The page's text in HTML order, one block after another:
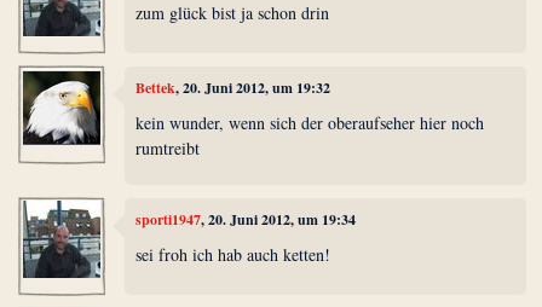
zum glück bist ja schon drin
Bettek, 20. Juni 2012, um 19:32
kein wunder, wenn sich der oberaufseher hier noch
rumtreibt
sporti1947, 20. Juni 2012, um 19:34
sei froh ich hab auch ketten!